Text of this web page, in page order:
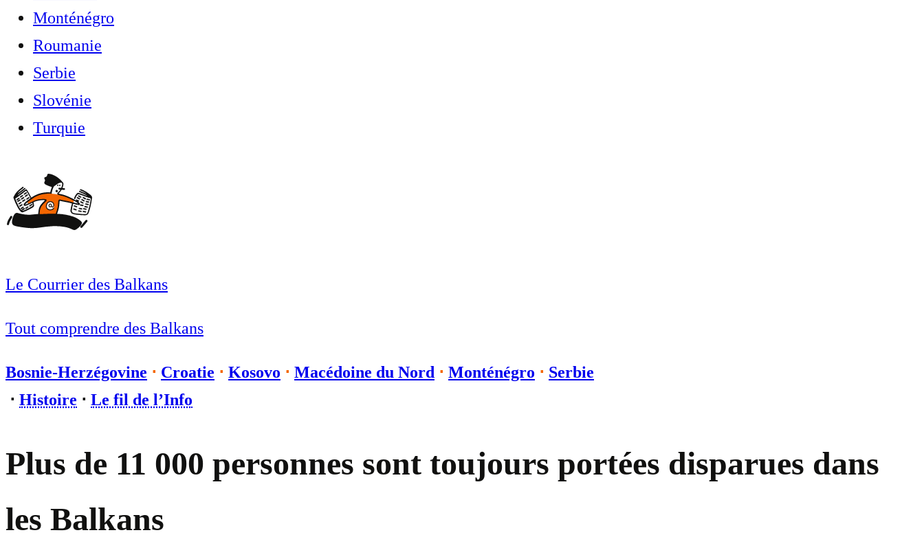
Monténégro
Roumanie
Serbie
Slovénie
Turquie
Le Courrier des Balkans
Tout comprendre des Balkans
Bosnie-Herzégovine ⋅ Croatie ⋅ Kosovo ⋅ Macédoine du Nord ⋅ Monténégro ⋅ Serbie
⋅ Histoire ⋅ Le fil de l’Info
Plus de 11 000 personnes sont toujours portées disparues dans
les Balkans